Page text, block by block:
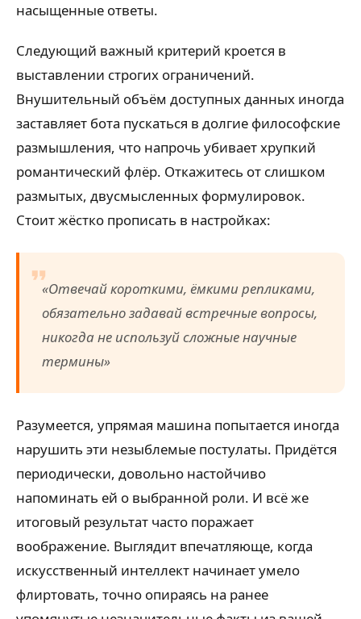
насыщенные ответы.
Следующий важный критерий кроется в
выставлении строгих ограничений.
Внушительный объём доступных данных иногда
заставляет бота пускаться в долгие философские
размышления, что напрочь убивает хрупкий
романтический флёр. Откажитесь от слишком
размытых, двусмысленных формулировок.
Стоит жёстко прописать в настройках:
«Отвечай короткими, ёмкими репликами,
обязательно задавай встречные вопросы,
никогда не используй сложные научные
термины»
Разумеется, упрямая машина попытается иногда
нарушить эти незыблемые постулаты. Придётся
периодически, довольно настойчиво
напоминать ей о выбранной роли. И всё же
итоговый результат часто поражает
воображение. Выглядит впечатляюще, когда
искусственный интеллект начинает умело
флиртовать, точно опираясь на ранее